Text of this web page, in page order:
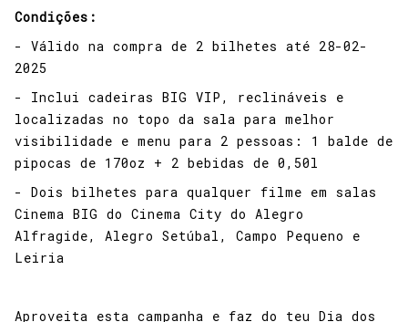
Condições:
- Válido na compra de 2 bilhetes até 28-02-
2025
- Inclui cadeiras BIG VIP, reclináveis e
localizadas no topo da sala para melhor
visibilidade e menu para 2 pessoas: 1 balde de
pipocas de 170oz + 2 bebidas de 0,50l
- Dois bilhetes para qualquer filme em salas
Cinema BIG do Cinema City do Alegro
Alfragide, Alegro Setúbal, Campo Pequeno e
Leiria
Aproveita esta campanha e faz do teu Dia dos